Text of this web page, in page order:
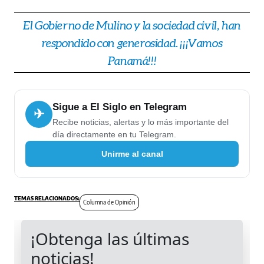
El Gobierno de Mulino y la sociedad civil, han
respondido con generosidad. ¡¡¡Vamos
Panamá!!!
✈ Sigue a El Siglo en Telegram
Recibe noticias, alertas y lo más importante del
día directamente en tu Telegram.
Unirme al canal
Columna de Opinión